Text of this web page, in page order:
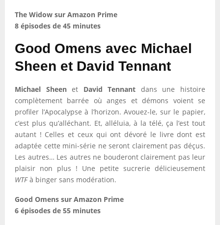
The Widow sur Amazon Prime
8 épisodes de 45 minutes
Good Omens avec Michael
Sheen et David Tennant
Michael Sheenet David Tennant dans une histoire
complètement barrée où anges et démons voient se
profiler l’Apocalypse à l’horizon. Avouez-le, sur le papier,
c’est plus qu’alléchant. Et, alléluia, à la télé, ça l’est tout
autant ! Celles et ceux qui ont dévoré le livre dont est
adaptée cette mini-série ne seront clairement pas déçus.
Les autres… Les autres ne bouderont clairement pas leur
plaisir non plus ! Une petite sucrerie délicieusement
WTFà binger sans modération.
Good Omens sur Amazon Prime
6 épisodes de 55 minutes